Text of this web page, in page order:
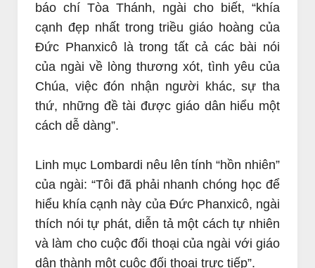
báo chí Tòa Thánh, ngài cho biết, “khía
cạnh đẹp nhất trong triều giáo hoàng của
Đức Phanxicô là trong tất cả các bài nói
của ngài về lòng thương xót, tình yêu của
Chúa, việc đón nhận người khác, sự tha
thứ, những đề tài được giáo dân hiểu một
cách dễ dàng”.
Linh mục Lombardi nêu lên tính “hồn nhiên”
của ngài: “Tôi đã phải nhanh chóng học để
hiểu khía cạnh này của Đức Phanxicô, ngài
thích nói tự phát, diễn tả một cách tự nhiên
và làm cho cuộc đối thoại của ngài với giáo
dân thành một cuộc đối thoại trực tiếp”.